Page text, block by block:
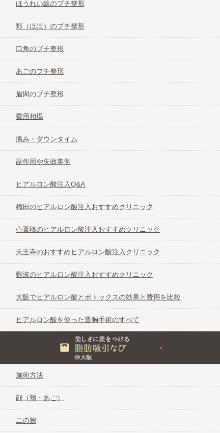
T-クリニック
難波セントラルクリニック
優愛クリニック
リッツ美容外科
ほうれい線のプチ整形
頬（ほほ）のプチ整形
口角のプチ整形
あごのプチ整形
眉間のプチ整形
費用相場
痛み・ダウンタイム
副作用や失敗事例
ヒアルロン酸注入Q&A
梅田のヒアルロン酸注入おすすめクリニック
心斎橋のヒアルロン酸注入おすすめクリニック
天王寺のおすすめヒアルロン酸注入クリニック
難波のヒアルロン酸注入おすすめクリニック
大阪でヒアルロン酸とボトックスの効果と費用を比較
ヒアルロン酸を使った豊胸手術のすべて
美しさに差をつける脂肪吸引なび＠大阪
施術方法
顔（頬・あご）
二の腕